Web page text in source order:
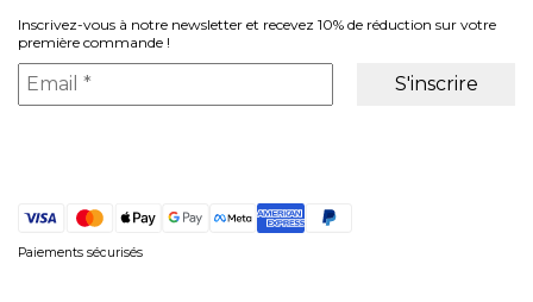
Inscrivez-vous à notre newsletter et recevez 10% de réduction sur votre
première commande !
Paiements sécurisés